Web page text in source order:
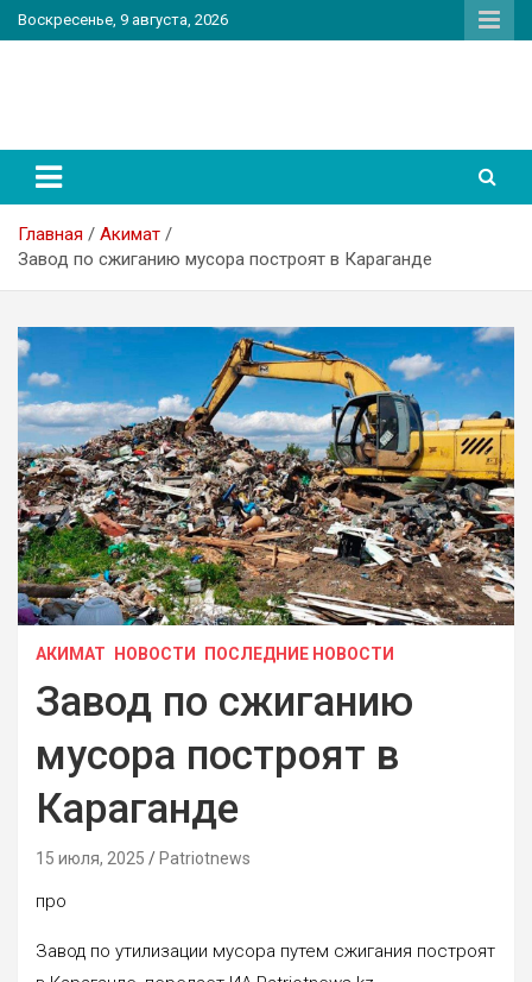
Перейти
к
Воскресенье, 9 августа, 2026
Главная
Акимат
Завод по сжиганию мусора построят в Караганде
АКИМАТ НОВОСТИ ПОСЛЕДНИЕ НОВОСТИ
Завод по сжиганию
мусора построят в
Караганде
15 июля, 2025 Patriotnews
про
Завод по утилизации мусора путем сжигания построят